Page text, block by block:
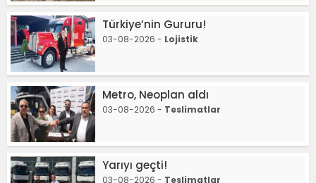
Türkiye’nin Gururu!
03-08-2026 - Lojistik
Metro, Neoplan aldı
03-08-2026 - Teslimatlar
Yarıyı geçti!
03-08-2026 - Teslimatlar